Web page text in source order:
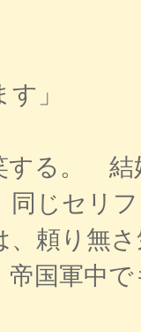
」
する。 結
同じセリ
、頼り無
帝国軍中